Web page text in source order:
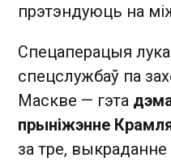
прэтэндуюць на
Спецаперацыя
спецслужбаў па
Маскве — гэта
прыніжэнне
за тре,